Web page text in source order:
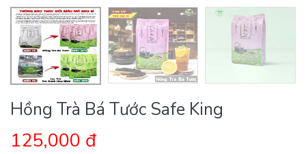
Hồng Trà Bá Tước Safe King
125,000 đ